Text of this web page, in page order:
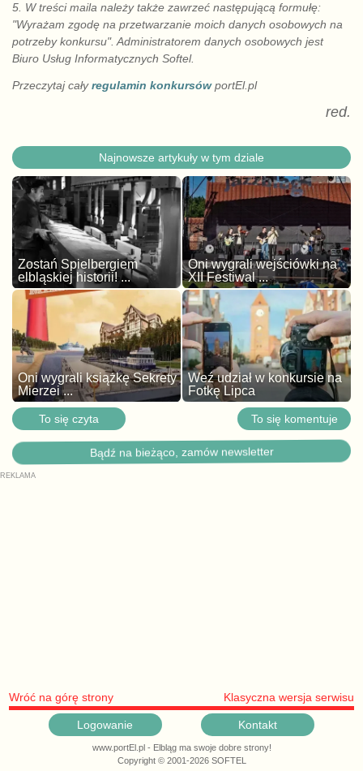
5. W treści maila należy także zawrzeć następującą formułę:
"Wyrażam zgodę na przetwarzanie moich danych osobowych na
potrzeby konkursu". Administratorem danych osobowych jest
Biuro Usług Informatycznych Softel.
Przeczytaj całyregulamin konkursówportEl.pl
red.
Najnowsze artykuły w tym dziale
Zostań Spielbergiem
elbląskiej historii! ...
Oni wygrali wejściówki na
XII Festiwal ...
Oni wygrali książkę Sekrety
Mierzei ...
Weź udział w konkursie na
Fotkę Lipca
To się czyta To się komentuje
Bądź na bieżąco, zamów newsletter
Wróć na górę strony Klasyczna wersja serwisu
Logowanie Kontakt
www.portEl.pl - Elbląg ma swoje dobre strony!
Copyright © 2001-2026 SOFTEL